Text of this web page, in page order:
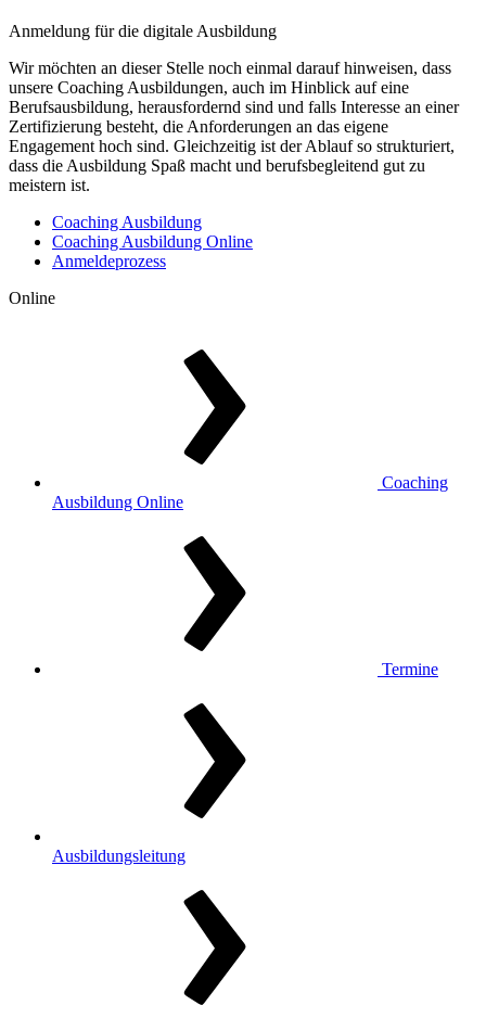
Anmeldung für die digitale Ausbildung
Wir möchten an dieser Stelle noch einmal darauf hinweisen, dass
unsere Coaching Ausbildungen, auch im Hinblick auf eine
Berufsausbildung, herausfordernd sind und falls Interesse an einer
Zertifizierung besteht, die Anforderungen an das eigene
Engagement hoch sind. Gleichzeitig ist der Ablauf so strukturiert,
dass die Ausbildung Spaß macht und berufsbegleitend gut zu
meistern ist.
Coaching Ausbildung
Coaching Ausbildung Online
Anmeldeprozess
Online
Coaching
Ausbildung Online
Termine
Ausbildungsleitung